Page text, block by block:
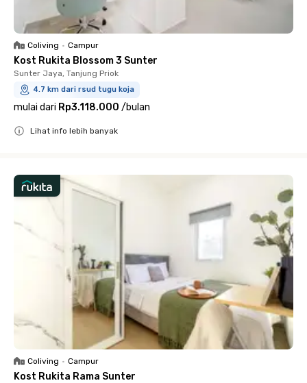
Coliving • Campur
Kost Rukita Blossom 3 Sunter
Sunter Jaya, Tanjung Priok
4.7 km dari rsud tugu koja
mulai dari Rp3.118.000 /bulan
Lihat info lebih banyak
Coliving • Campur
Kost Rukita Rama Sunter